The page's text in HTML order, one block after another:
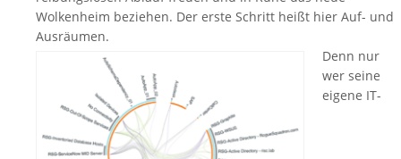
Wolkenheim beziehen. Der erste Schritt heißt hier Auf- und
Ausräumen.
Denn nur
wer seine
eigene IT-